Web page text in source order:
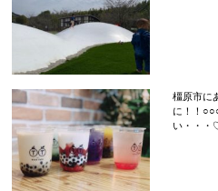
橿原市に
に！！
い・・・